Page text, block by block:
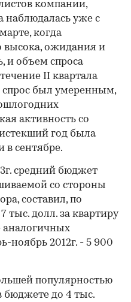
компании,
наблюдалась уже с
когда
высока, ожидания и
и объем спроса
II квартала
спрос был умеренным,
активность со
год была
в сентябре.
средний бюджет
со стороны
составил, по
долл. за квартиру
аналогичных
ноябрь 2012г. - 5 900
популярностью
бюджете до 4 тыс.